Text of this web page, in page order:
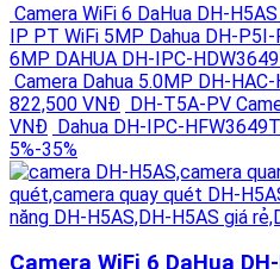
Camera WiFi 6 DaHua DH-
IP PT WiFi 5MP Dahua DH-P5I-
6MP DAHUA DH-IPC-
Camera Dahua 5.0MP DH-
822,500 VNĐ DH-T5A-PV
VNĐ Dahua DH-IPC-
5%-35%
Camera WiFi 6 DaHua